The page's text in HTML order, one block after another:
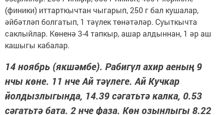
(финики) иттарткычтан чыгарып, 250 г бал кушалар,
әйбәтләп болгатып, 1 тәүлек төнәтәләр. Суыткычта
саклыйлар. Көненә 3-4 тапкыр, ашар алдыннан, 1 әр аш
кашыгы кабалар.
14 ноябрь (якшәмбе). Рабигүл ахир аеның 9
нчы көне. 11 нче Ай тәүлеге. Ай Кучкар
йолдызлыгында, 14.39 сәгатьтә калка, 0.53
сәгатьтә бата. 2 нче фаза. Көн озынлыгы 8.22